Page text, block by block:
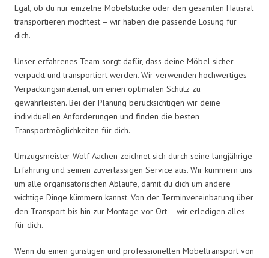
Egal, ob du nur einzelne Möbelstücke oder den gesamten Hausrat
transportieren möchtest – wir haben die passende Lösung für
dich.
Unser erfahrenes Team sorgt dafür, dass deine Möbel sicher
verpackt und transportiert werden. Wir verwenden hochwertiges
Verpackungsmaterial, um einen optimalen Schutz zu
gewährleisten. Bei der Planung berücksichtigen wir deine
individuellen Anforderungen und finden die besten
Transportmöglichkeiten für dich.
Umzugsmeister Wolf Aachen zeichnet sich durch seine langjährige
Erfahrung und seinen zuverlässigen Service aus. Wir kümmern uns
um alle organisatorischen Abläufe, damit du dich um andere
wichtige Dinge kümmern kannst. Von der Terminvereinbarung über
den Transport bis hin zur Montage vor Ort – wir erledigen alles
für dich.
Wenn du einen günstigen und professionellen Möbeltransport von